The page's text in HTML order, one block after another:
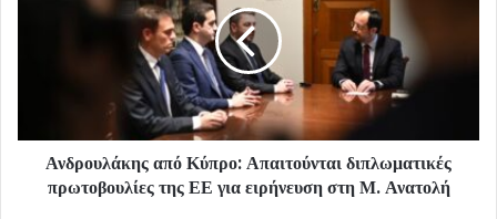
Ανδρουλάκης από Κύπρο: Απαιτούνται διπλωματικές
πρωτοβουλίες της ΕΕ για ειρήνευση στη Μ. Ανατολή